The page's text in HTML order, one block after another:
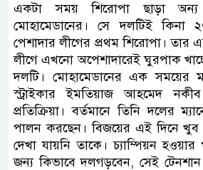
একটা সময় শিরোপা ছাড়া
মোহামেডানের। সে দলটিই
পেশাদার লীগের প্রথম শিরোপা। তার
লীগে এখনো অপেশাদারেই ঘুরপাক
দলটি। মোহামেডানের এক সময়ের
স্ট্রাইকার ইমতিয়াজ আহমেদ
প্রতিক্রিয়া। বর্তমানে তিনি দলের
পালন করছেন। বিজয়ের এই দিনে খুব
দেখা যায়নি তাকে। চ্যাম্পিয়ন
জন্য কিভাবে দলগড়বেন, সেই